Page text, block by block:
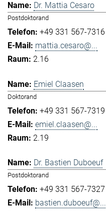
Dr. Mattia Cesaro
Postdoktorand
+49 331 567-7316
mattia.cesaro@...
2.16
Emiel Claasen
Doktorand
+49 331 567-7319
emiel.claasen@...
2.19
Dr. Bastien Duboeuf
Postdoktorand
+49 331 567-7327
bastien.duboeuf@...